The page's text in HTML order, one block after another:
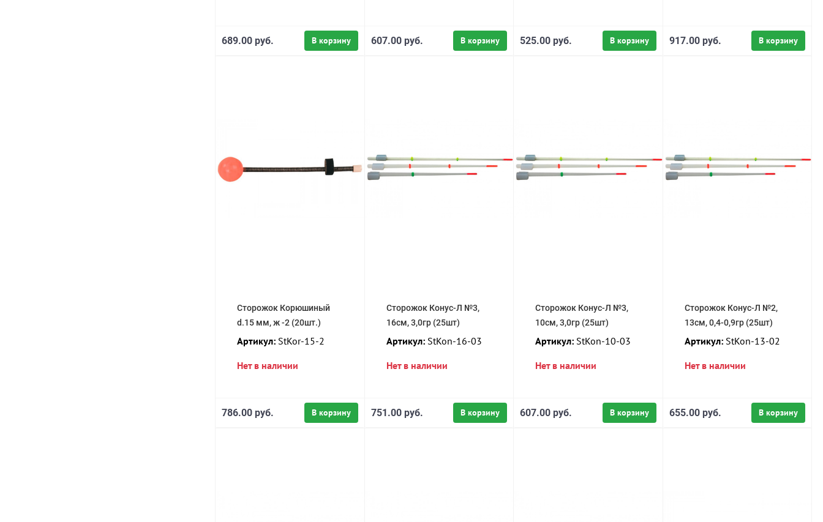
В корзину
689.00 руб. В корзину
607.00 руб. В корзину
525.00 руб. В корзину
917.00 руб.
Сторожок Корюшиный
d.15 мм, ж -2 (20шт.)
Артикул: StKor-15-2
Нет в наличии
В корзину
786.00 руб.
Сторожок Конус-Л №3,
16см, 3,0гр (25шт)
Артикул:StKon-16-03
Нет в наличии
В корзину
751.00 руб.
Сторожок Конус-Л №3,
10см, 3,0гр (25шт)
Артикул: StKon-10-03
Нет в наличии
В корзину
607.00 руб.
Сторожок Конус-Л №2,
13см, 0,4-0,9гр (25шт)
Артикул:StKon-13-02
Нет в наличии
В корзину
655.00 руб.